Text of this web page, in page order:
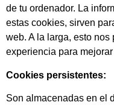
de tu ordenador. La
estas cookies, sirven
web. A la larga, esto
experiencia para
Cookies persistentes:
Son almacenadas en el